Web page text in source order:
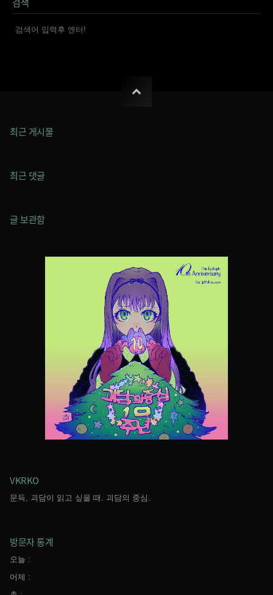
최근 게시물
최근 댓글
글 보관함
VKRKO
문득, 괴담이 읽고 싶을 때. 괴담의 중심.
방문자 통계
오늘 :
어제 :